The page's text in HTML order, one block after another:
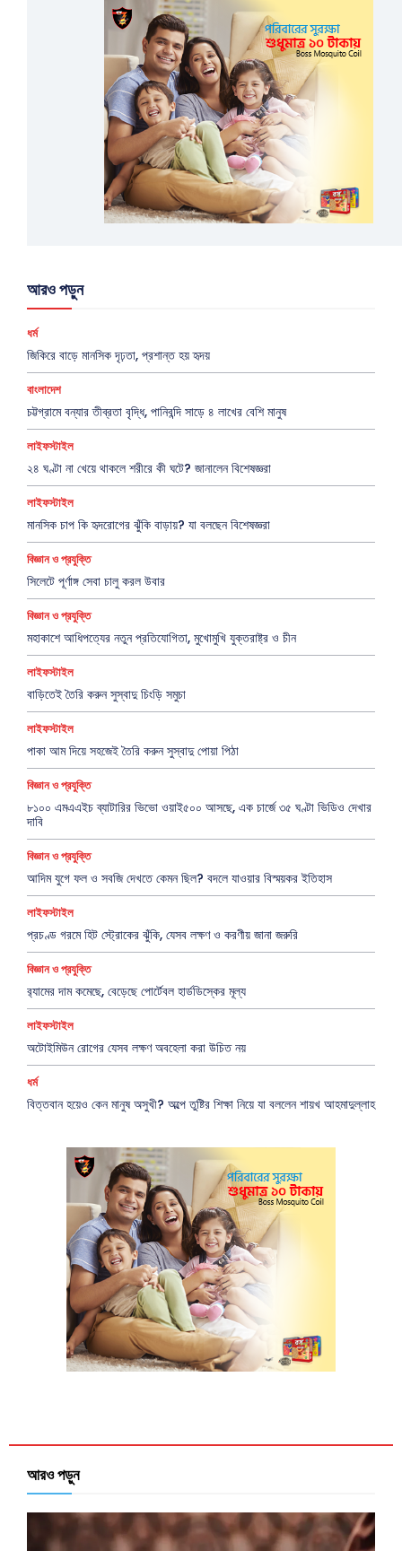
আরও পড়ুন
ধর্ম
জিকিরে বাড়ে মানসিক দৃঢ়তা, প্রশান্ত হয় হৃদয়
বাংলাদেশ
চট্টগ্রামে বন্যার তীব্রতা বৃদ্ধি, পানিবন্দি সাড়ে ৪ লাখের বেশি মানুষ
লাইফস্টাইল
২৪ ঘণ্টা না খেয়ে থাকলে শরীরে কী ঘটে? জানালেন বিশেষজ্ঞরা
লাইফস্টাইল
মানসিক চাপ কি হৃদরোগের ঝুঁকি বাড়ায়? যা বলছেন বিশেষজ্ঞরা
বিজ্ঞান ও প্রযুক্তি
সিলেটে পূর্ণাঙ্গ সেবা চালু করল উবার
বিজ্ঞান ও প্রযুক্তি
মহাকাশে আধিপত্যের নতুন প্রতিযোগিতা, মুখোমুখি যুক্তরাষ্ট্র ও চীন
লাইফস্টাইল
বাড়িতেই তৈরি করুন সুস্বাদু চিংড়ি সমুচা
লাইফস্টাইল
পাকা আম দিয়ে সহজেই তৈরি করুন সুস্বাদু পোয়া পিঠা
বিজ্ঞান ও প্রযুক্তি
৮১০০ এমএএইচ ব্যাটারির ভিভো ওয়াই৫০০ আসছে, এক চার্জে ৩৫ ঘণ্টা ভিডিও দেখার
দাবি
বিজ্ঞান ও প্রযুক্তি
আদিম যুগে ফল ও সবজি দেখতে কেমন ছিল? বদলে যাওয়ার বিস্ময়কর ইতিহাস
লাইফস্টাইল
প্রচণ্ড গরমে হিট স্ট্রোকের ঝুঁকি, যেসব লক্ষণ ও করণীয় জানা জরুরি
বিজ্ঞান ও প্রযুক্তি
র‍্যামের দাম কমেছে, বেড়েছে পোর্টেবল হার্ডডিস্কের মূল্য
লাইফস্টাইল
অটোইমিউন রোগের যেসব লক্ষণ অবহেলা করা উচিত নয়
ধর্ম
বিত্তবান হয়েও কেন মানুষ অসুখী? অল্পে তুষ্টির শিক্ষা নিয়ে যা বললেন শায়খ আহমাদুল্লাহ
আরও পড়ুন